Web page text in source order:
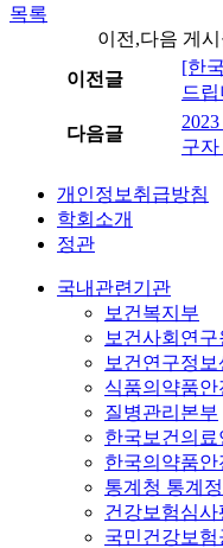
목록
이전,다음 게
이전글
[한
드
다음글
구자
개인정보취급방침
학회소개
정관
국내관련기관
보건복지부
보건사회연구
보건연구정
식품의약품안
질병관리본부
한국보건의료
한국의약품안
통계청 통계
건강보험심사
국민건강보험